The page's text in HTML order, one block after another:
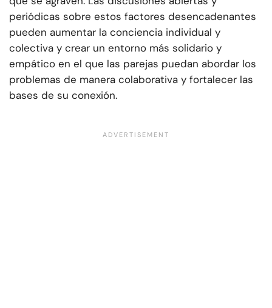
periódicas sobre estos factores desencadenantes
pueden aumentar la conciencia individual y
colectiva y crear un entorno más solidario y
empático en el que las parejas puedan abordar los
problemas de manera colaborativa y fortalecer las
bases de su conexión.